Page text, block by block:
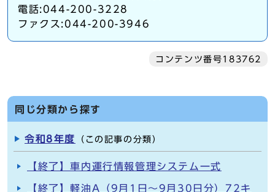
電話:044-200-3228
ファクス:044-200-3946
コンテンツ番号183762
同じ分類から探す
令和8年度 （この記事の分類）
【終了】車内運行情報管理システム一式
【終了】軽油A（9月1日～9月30日分）72キ